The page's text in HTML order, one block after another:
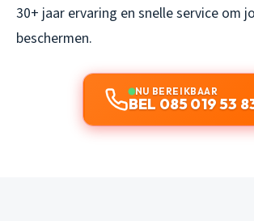
30+ jaar ervaring en snelle service om
beschermen.
NU BEREIKBAAR
BEL 085 019 53